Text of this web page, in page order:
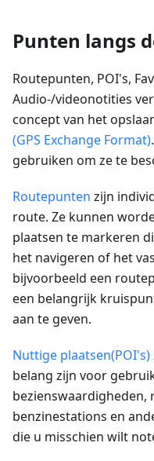
Punten langs
Routepunten, POI's,
Audio-/videonotities
concept van het
(GPS Exchange Format)
gebruiken om ze te
Routepunten zijn
route. Ze kunnen
plaatsen te markeren
het navigeren of het
bijvoorbeeld een
een belangrijk
aan te geven.
Nuttige plaatsen(POI's)
belang zijn voor
bezienswaardigheden,
benzinestations en
die u misschien wilt